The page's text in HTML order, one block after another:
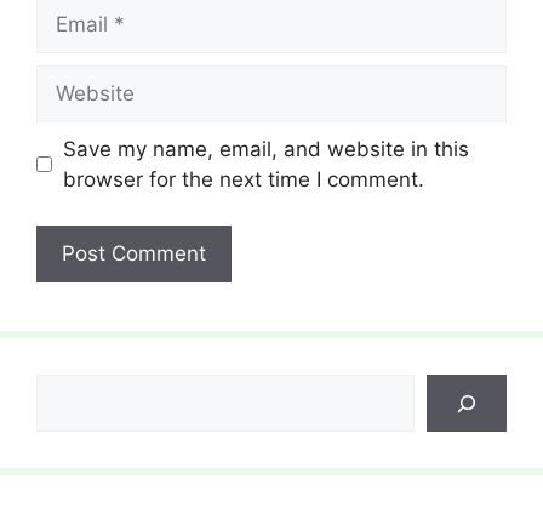
Save my name, email, and website in this
browser for the next time I comment.